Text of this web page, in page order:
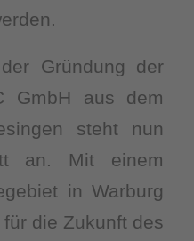
Gründung der
GmbH aus dem
steht nun
an. Mit einem
in Warburg
die Zukunft des